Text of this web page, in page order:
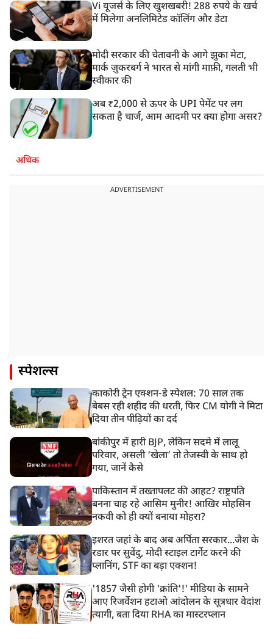
Vi यूजर्स के लिए खुशखबरी! 288 रुपये के खर्च
में मिलेगा अनलिमिटेड कॉलिंग और डेटा
मोदी सरकार की चेतावनी के आगे झुका मेटा,
मार्क ज़ुकरबर्ग ने भारत से मांगी माफ़ी, गलती भी
स्वीकार की
अब ₹2,000 से ऊपर के UPI पेमेंट पर लग
सकता है चार्ज, आम आदमी पर क्या होगा असर?
अधिक
ADVERTISEMENT
स्पेशल्स
काकोरी ट्रेन एक्शन-डे स्पेशल: 70 साल तक
बेबस रही शहीद की धरती, फिर CM योगी ने मिटा
दिया तीन पीढ़ियों का दर्द
बांकीपुर में हारी BJP, लेकिन सदमे में लालू
परिवार, असली ‘खेला’ तो तेजस्वी के साथ हो
गया, जानें कैसे
पाकिस्तान में तख्तापलट की आहट? राष्ट्रपति
बनना चाह रहे आसिम मुनीर! आखिर मोहसिन
नकवी को ही क्यों बनाया मोहरा?
इशरत जहां के बाद अब अर्पिता सरकार...जैश के
रडार पर सुवेंदु, मोदी स्टाइल टार्गेट करने की
प्लानिंग, STF का बड़ा एक्शन!
'1857 जैसी होगी 'क्रांति'!' मीडिया के सामने
आए रिजर्वेशन हटाओ आंदोलन के सूत्रधार वेदांश
त्यागी, बता दिया RHA का मास्टरप्लान